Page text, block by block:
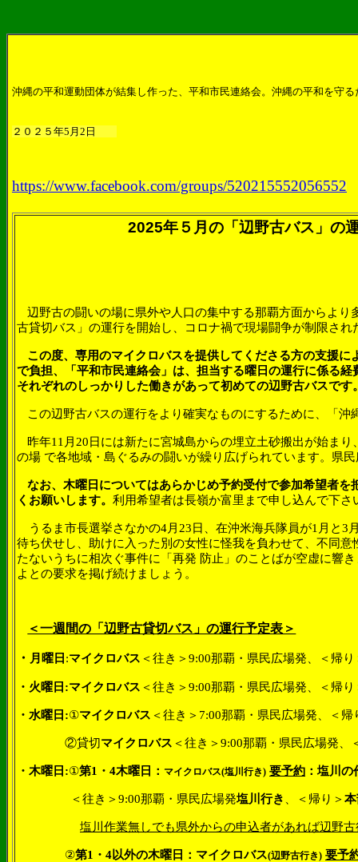
沖縄の平和運動団体が結集し作った、平和市民連絡会。沖縄の平和を守
２０２５年5月2日
https://www.facebook.com/groups/520215552056552
2025年５月の「辺野古バス」の
辺野古の闘いの場に県外や人口の集中する那覇方面から より
古貸切バス」の運行を開始し、コロナ禍で現場闘争が制限され
この度、専用のマイクロバスを提供してくださる方の支援
で負担、「平和市民連絡会」は、担当する曜日の運行に係る経
それぞれのしっかりした働きがあって初めての辺野古バスで
この辺野古バスの運行をより確実なものにするために、「
昨年11 月 20 日には新たに宮城島からの埋立土砂搬出が始まり
の場 で各地域・島ぐるみの闘いが繰り広げられています。県
なお、木曜日についてはあらかじめ予約受付で参加希望者
くお願いします。 利用希望者は長嶺か富里まで申し込んで下
うるま市長選挙さなかの4月 23 日、在沖米海兵隊員が1 月と3
待ち伏せし、助けに入った別の女性に怪我を負わせて、不同
たないうちに相次ぐ事件に「再発 防止」のことばが空虚に響
よとの要求を掲げ続けましょう。
＜一週間の「辺野古貸切バス」の運行予定表＞
・ 月曜日 :マイクロバス ＜往き＞ 9:00那覇・県民広場発、＜帰
・火曜日 :マイクロバス ＜往き＞ 9:00那覇・県民広場発、＜帰
・水曜日 :①マイクロバス ＜往き＞ 7:00那覇・県民広場発、＜帰
②貸切マイクロバス ＜往き＞ 9:00那覇・県民広場発、
・木曜日 :①第1 ・ 4木曜日： マイクロバス(塩川行き) 要予約 ：塩川
＜往き＞ 9:00那覇・県民広場発塩川行き 、＜帰り＞
塩川作業無しでも県外からの申込者があれば辺野
②第1 ・ 4以外の木曜日：マイクロバス(辺野古行き) 要予